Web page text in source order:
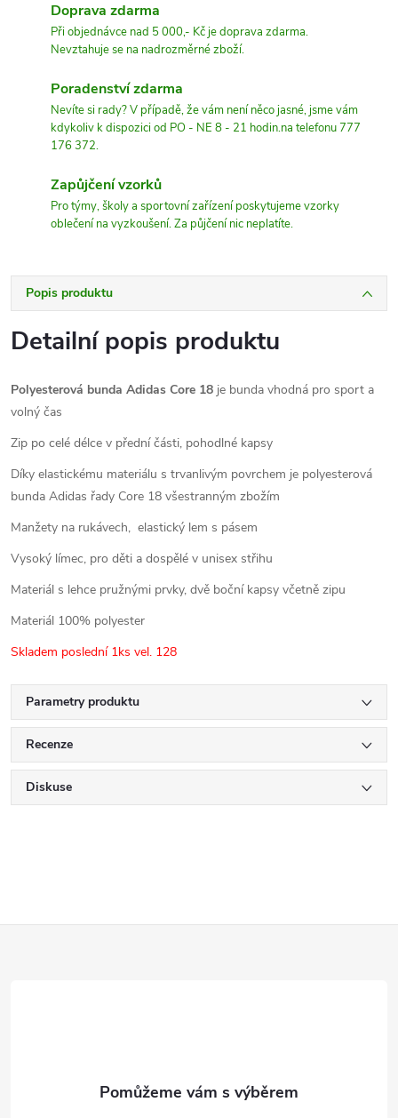
Doprava zdarma
Při objednávce nad 5 000,- Kč je doprava zdarma.
Nevztahuje se na nadrozměrné zboží.
Poradenství zdarma
Nevíte si rady? V případě, že vám není něco jasné, jsme vám
kdykoliv k dispozici od PO - NE 8 - 21 hodin.na telefonu 777
176 372.
Zapůjčení vzorků
Pro týmy, školy a sportovní zařízení poskytujeme vzorky
oblečení na vyzkoušení. Za půjčení nic neplatíte.
Popis produktu
Detailní popis produktu
Polyesterová bunda Adidas Core 18 je bunda vhodná pro sport a
volný čas
Zip po celé délce v přední části, pohodlné kapsy
Díky elastickému materiálu s trvanlivým povrchem je polyesterová
bunda Adidas řady Core 18 všestranným zbožím
Manžety na rukávech, elastický lem s pásem
Vysoký límec, pro děti a dospělé v unisex střihu
Materiál s lehce pružnými prvky, dvě boční kapsy včetně zipu
Materiál 100% polyester
Skladem poslední 1ks vel. 128
Parametry produktu
Recenze
Diskuse